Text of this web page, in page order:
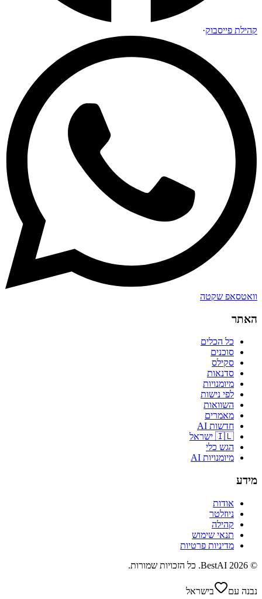
קהילת פייסבוק·
וואטסאפ שקטה
האתר
כל הכלים
סוכנים
סקילס
סדנאות
מיומנויות
לפי נישות
השוואות
מאמרים
חדשות AI
🇮🇱 ישראל
הגש כלי
מיומנויות AI
מידע
אודות
ניוזלטר
קהילה
תנאי שימוש
מדיניות פרטיות
©
2026
BestAI. כל הזכויות שמורות.
נבנה עם בישראל